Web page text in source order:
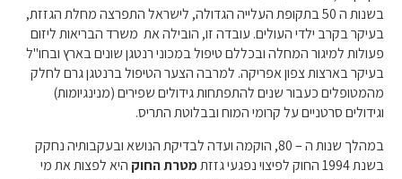
בשנות ה
בתקופת העלייה הגדולה, לישראל התפרצה מחלת הגזזת,
בעיקר בקרב ילדי העולים. עובדה זו, הובילה את משרד הבריאות ליזום
פעולות למיגור המחלה ובכללם טיפול במכוני רנטגן שונים בארץ ובחו"ל
בעיקר בארצות צפון אפריקה. למרבה הצער הטיפול ברנטגן גרם לחלק
מהמטופלים כעבור שנים להתפתחות גידולים שפירים(מנינגיומות)
וגידולים סרטניים על קרומי המוח ובבלוטת התריס.
במהלך שנות ה– 80,
הוקמה ועדה לבדיקת הנושא ובעקבותיה נחקק
בשנת
החוק לפיצוי נפגעי גזזתמטרתהחוק היא לפצות את מי